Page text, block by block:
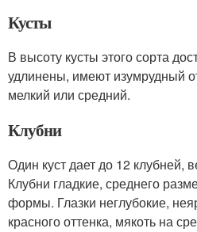
Кусты
В высоту кусты этого сорта
удлинены, имеют изумрудный
мелкий или средний.
Клубни
Один куст дает до 12 клубней,
Клубни гладкие, среднего
формы. Глазки неглубокие,
красного оттенка, мякоть на